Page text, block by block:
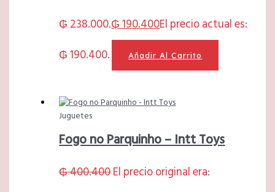
₲ 238.000.₲190.400El precio actual es:
₲ 190.400.
Añadir Al Carrito
Juguetes
Fogo no Parquinho – Intt Toys
₲400.400El precio original era: